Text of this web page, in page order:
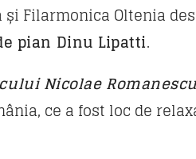
Filarmonica Oltenia
pian Dinu Lipatti.
Nicolae Romanescu
ce a fost loc de